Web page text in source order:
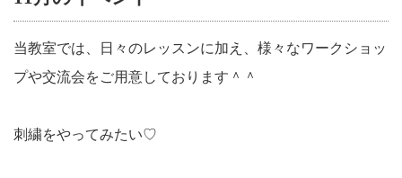
当教室では、日々のレッスンに加え、様々なワークショッ
プや交流会をご用意しております＾＾
刺繍をやってみたい♡